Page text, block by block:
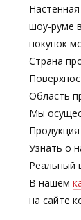
шоу-руме
покупок
Страна
Область
Мы
Узнать о
Реальный
В нашем
на сайте